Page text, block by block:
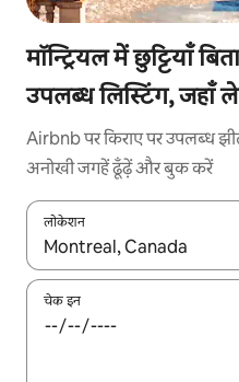
मॉन्ट्रियल में छुट्टियाँ
उपलब्ध लिस्टिंग, जहाँ
Airbnb पर किराए पर उपलब्ध
अनोखी जगहें ढूँढ़ें और बुक करें
लोकेशन
नतीजों के उपलब्ध होने पर, अप
चेक इन